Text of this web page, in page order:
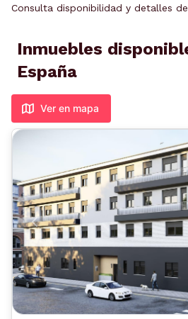
Consulta disponibilidad y detalles
Inmuebles
España
Ver en mapa
Anterior